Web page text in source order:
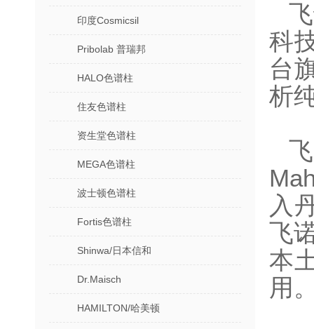
印度Cosmicsil
Pribolab 普瑞邦
HALO色谱柱
住友色谱柱
资生堂色谱柱
MEGA色谱柱
波士顿色谱柱
Fortis色谱柱
Shinwa/日本信和
Dr.Maisch
HAMILTON/哈美顿
科
台
析
入
飞
本
用